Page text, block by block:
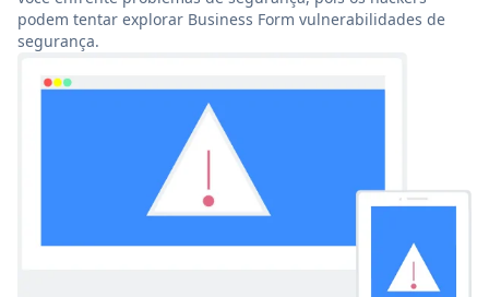
podem tentar explorar Business Form vulnerabilidades de
segurança.